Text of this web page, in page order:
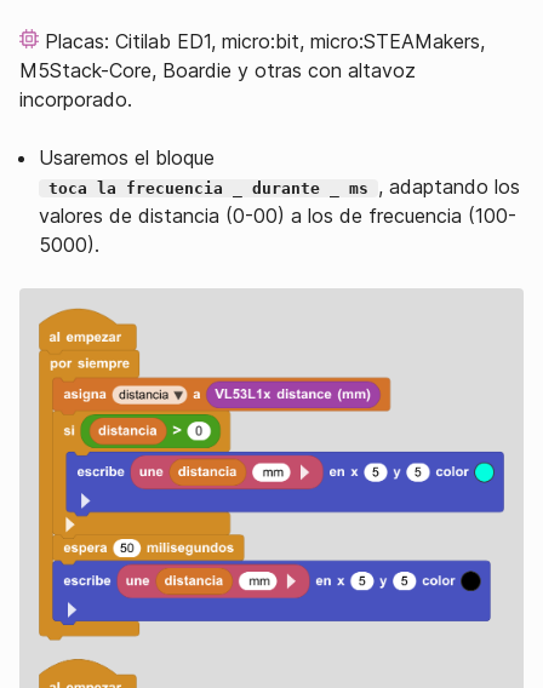
Placas: Citilab ED1, micro:bit, micro:STEAMakers,
M5Stack-Core, Boardie y otras con altavoz
incorporado.
Usaremos el bloque
toca la frecuencia _ durante _ ms
, adaptando los
valores de distancia (0-00) a los de frecuencia (100-
5000).